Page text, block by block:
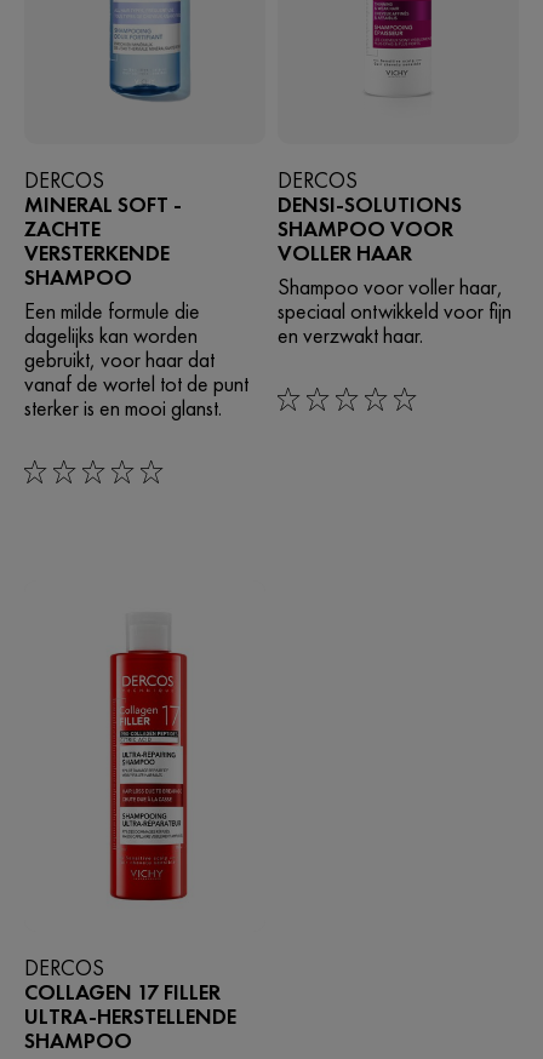
DERCOS
MINERAL SOFT -
ZACHTE
VERSTERKENDE
SHAMPOO
Een milde formule die
dagelijks kan worden
gebruikt, voor haar dat
vanaf de wortel tot de punt
sterker is en mooi glanst.
0/5
DERCOS
DENSI-SOLUTIONS
SHAMPOO VOOR
VOLLER HAAR
Shampoo voor voller haar,
speciaal ontwikkeld voor fijn
en verzwakt haar.
0/5
DERCOS
COLLAGEN 17 FILLER
ULTRA-HERSTELLENDE
SHAMPOO